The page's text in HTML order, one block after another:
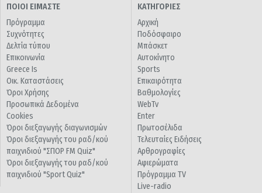
ΠΟΙΟΙ ΕΙΜΑΣΤΕ
Πρόγραμμα
Συχνότητες
Δελτία τύπου
Επικοινωνία
Greece Is
Οικ. Καταστάσεις
Όροι Χρήσης
Προσωπικά Δεδομένα
Cookies
Όροι διεξαγωγής διαγωνισμών
Όροι διεξαγωγής του ραδ/κού
παιχνιδιού "ΣΠΟΡ FM Quiz"
Όροι διεξαγωγής του ραδ/κού
παιχνιδιού "Sport Quiz"
ΚΑΤΗΓΟΡΙΕΣ
Αρχική
Ποδόσφαιρο
Μπάσκετ
Αυτοκίνητο
Sports
Επικαιρότητα
Βαθμολογίες
WebTv
Enter
Πρωτοσέλιδα
Τελευταίες Ειδήσεις
Αρθρογραφίες
Αφιερώματα
Πρόγραμμα TV
Live-radio